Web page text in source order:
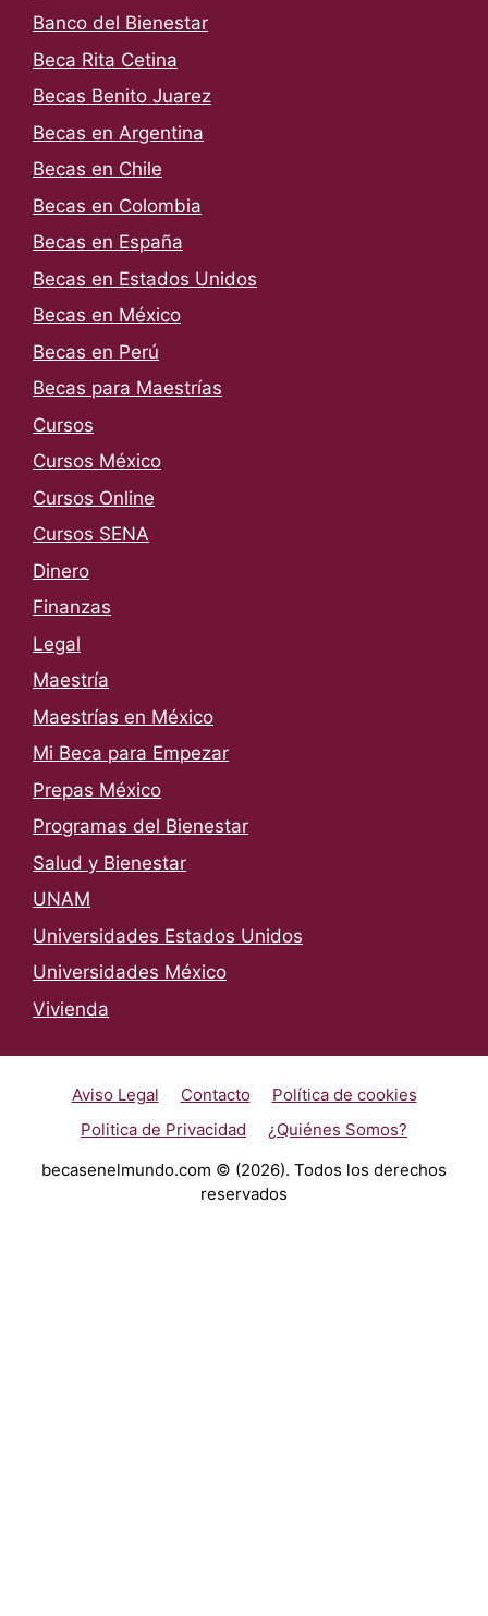
Banco del Bienestar
Beca Rita Cetina
Becas Benito Juarez
Becas en Argentina
Becas en Chile
Becas en Colombia
Becas en España
Becas en Estados Unidos
Becas en México
Becas en Perú
Becas para Maestrías
Cursos
Cursos México
Cursos Online
Cursos SENA
Dinero
Finanzas
Legal
Maestría
Maestrías en México
Mi Beca para Empezar
Prepas México
Programas del Bienestar
Salud y Bienestar
UNAM
Universidades Estados Unidos
Universidades México
Vivienda
Aviso Legal Contacto
Política de cookies
Politica de Privacidad
¿Quiénes Somos?
becasenelmundo.com © (2026). Todos los derechos
reservados